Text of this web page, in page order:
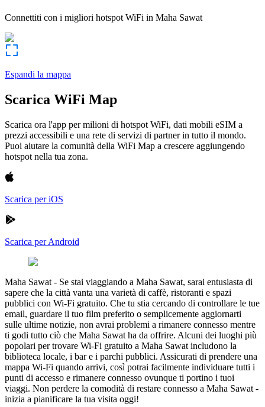
Connettiti con i migliori hotspot WiFi in Maha Sawat
Espandi la mappa
Scarica WiFi Map
Scarica ora l'app per milioni di hotspot WiFi, dati mobili eSIM a
prezzi accessibili e una rete di servizi di partner in tutto il mondo.
Puoi aiutare la comunità della WiFi Map a crescere aggiungendo
hotspot nella tua zona.
Scarica per iOS
Scarica per Android
Maha Sawat - Se stai viaggiando a Maha Sawat, sarai entusiasta di
sapere che la città vanta una varietà di caffè, ristoranti e spazi
pubblici con Wi-Fi gratuito. Che tu stia cercando di controllare le tue
email, guardare il tuo film preferito o semplicemente aggiornarti
sulle ultime notizie, non avrai problemi a rimanere connesso mentre
ti godi tutto ciò che Maha Sawat ha da offrire. Alcuni dei luoghi più
popolari per trovare Wi-Fi gratuito a Maha Sawat includono la
biblioteca locale, i bar e i parchi pubblici. Assicurati di prendere una
mappa Wi-Fi quando arrivi, così potrai facilmente individuare tutti i
punti di accesso e rimanere connesso ovunque ti portino i tuoi
viaggi. Non perdere la comodità di restare connesso a Maha Sawat -
inizia a pianificare la tua visita oggi!